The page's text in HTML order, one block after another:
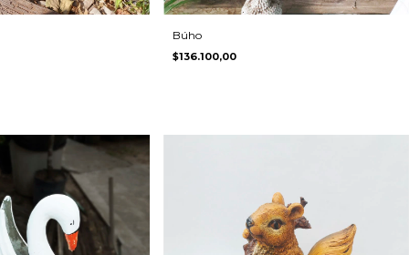
Búho
$136.100,00